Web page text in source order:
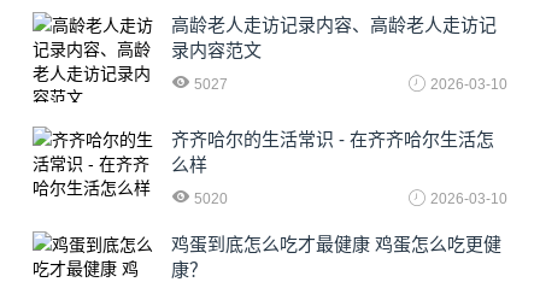
高龄老人走访记录内容、高龄老人走访记
录内容范文
5027 2026-03-10
齐齐哈尔的生活常识 - 在齐齐哈尔生活怎
么样
5020 2026-03-10
鸡蛋到底怎么吃才最健康 鸡蛋怎么吃更健
康？